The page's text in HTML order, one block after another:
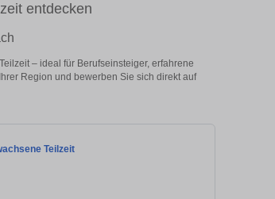
entdecken
– ideal für Berufseinsteiger, erfahrene
Region und bewerben Sie sich direkt auf
Teilzeit